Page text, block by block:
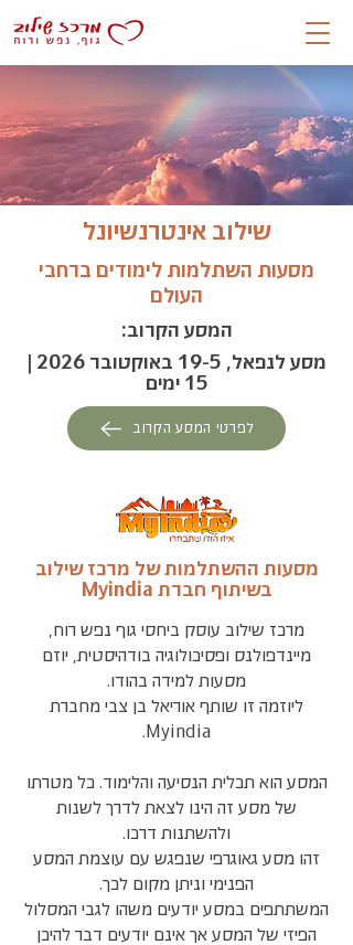
שילוב אינטרנשיונל
מסעות השתלמות לימודים ברחבי
העולם
המסע הקרוב:
15 ימים
לפרטי המסע הקרוב
מסעות ההשתלמות של מרכז שילוב
בשיתוף חברת Myindia
מרכז שילוב עוסק ביחסי גוף נפש רוח,
מיינדפולנס ופסיכולוגיה בודהיסטית, יוזם
מסעות למידה בהודו.
ליוזמה זו שותף אוריאל בן צבי מחברת
Myindia.
המסע הוא תכלית הנסיעה והלימוד. כל מטרתו
של מסע זה הינו לצאת לדרך לשנות
ולהשתנות דרכו.
זהו מסע גאוגרפי שנפגש עם עוצמת המסע
הפנימי וניתן מקום לכך.
המשתתפים במסע יודעים משהו לגבי המסלול
הפיזי של המסע אך אינם יודעים דבר להיכן